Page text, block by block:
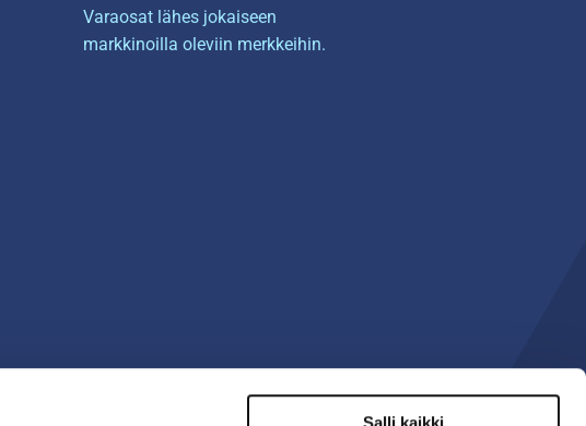
Varaosat lähes jokaiseen
markkinoilla oleviin merkkeihin.